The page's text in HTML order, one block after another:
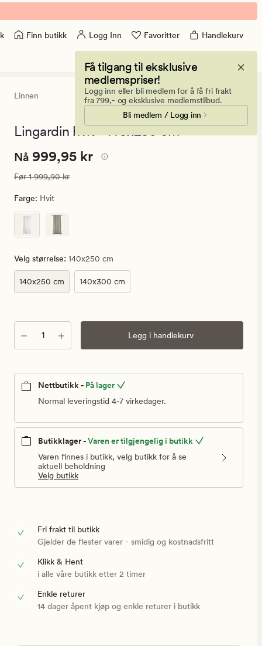
Finn butikk Logg Inn Favoritter Handlekurv
Få tilgang til eksklusive
medlemspriser!
Logg inn eller bli medlem for å få fri frakt
fra 799,- og eksklusive medlemstilbud.
Bli medlem / Logg inn
Linnen
25
en
5 (25)
Lingardin hvit - 140x250 cm
Nåværende
999,95
kr.
1
kr
Nåværende pris
Nå 999,95 kr
Vanlig pris 1 999,90 kr
Før1 999,90 kr
Farge: Hvit
Velg størrelse: 140x250 cm
140x250 cm 140x300 cm
Antall Legg i handlekurv
Nettbutikk - På lager
Normal leveringstid 4-7 virkedager.
Butikklager -Varen er tilgjengelig i butikk
Varen finnes i butikk, velg butikk for å se
aktuell beholdning
Velg butikk
Fri frakt til butikk
Gjelder de flester varer - smidig og kostnadsfritt
Klikk & Hent
i alle våre butikk etter 2 timer
Enkle returer
14 dager åpent kjøp og enkle returer i butikk